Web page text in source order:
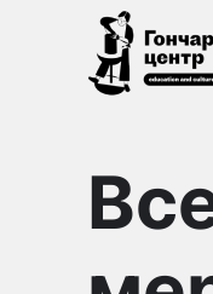
відкритих